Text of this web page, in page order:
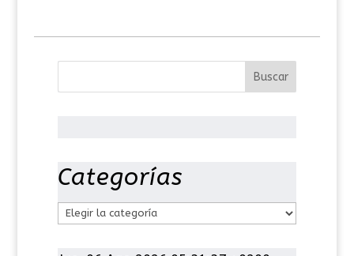
Categorías